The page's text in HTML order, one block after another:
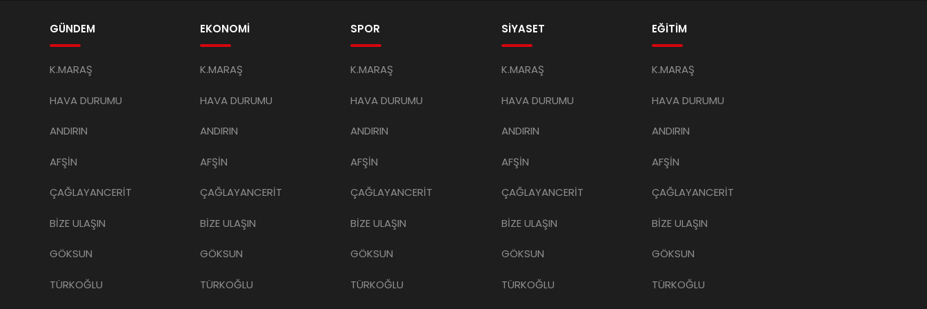
GÜNDEM
K.MARAŞ
HAVA DURUMU
ANDIRIN
AFŞİN
ÇAĞLAYANCERİT
BİZE ULAŞIN
GÖKSUN
TÜRKOĞLU
EKONOMİ
K.MARAŞ
HAVA DURUMU
ANDIRIN
AFŞİN
ÇAĞLAYANCERİT
BİZE ULAŞIN
GÖKSUN
TÜRKOĞLU
SPOR
K.MARAŞ
HAVA DURUMU
ANDIRIN
AFŞİN
ÇAĞLAYANCERİT
BİZE ULAŞIN
GÖKSUN
TÜRKOĞLU
SİYASET
K.MARAŞ
HAVA DURUMU
ANDIRIN
AFŞİN
ÇAĞLAYANCERİT
BİZE ULAŞIN
GÖKSUN
TÜRKOĞLU
EĞİTİM
K.MARAŞ
HAVA DURUMU
ANDIRIN
AFŞİN
ÇAĞLAYANCERİT
BİZE ULAŞIN
GÖKSUN
TÜRKOĞLU